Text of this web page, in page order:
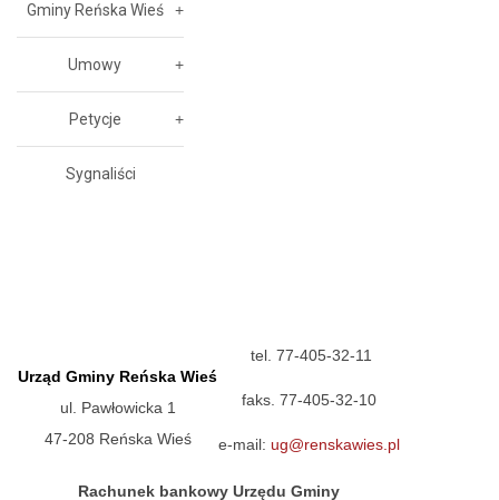
Gminy Reńska Wieś
Umowy
Petycje
Sygnaliści
Urząd Gminy Reńska Wieś
ul. Pawłowicka 1
47-208 Reńska Wieś
tel. 77-405-32-11
faks. 77-405-32-10
e-mail: ug@renskawies.pl
Rachunek bankowy Urzędu Gminy